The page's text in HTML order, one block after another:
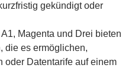
gekündigt oder
A1, Magenta und Drei bieten
die es ermöglichen,
oder Datentarife auf einem